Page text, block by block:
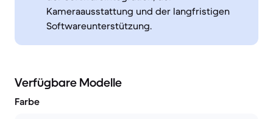
Kameraausstattung und der langfristigen
Softwareunterstützung.
Verfügbare Modelle
Farbe